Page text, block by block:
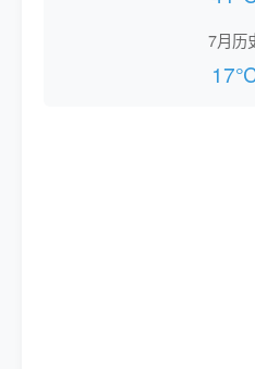
7月历